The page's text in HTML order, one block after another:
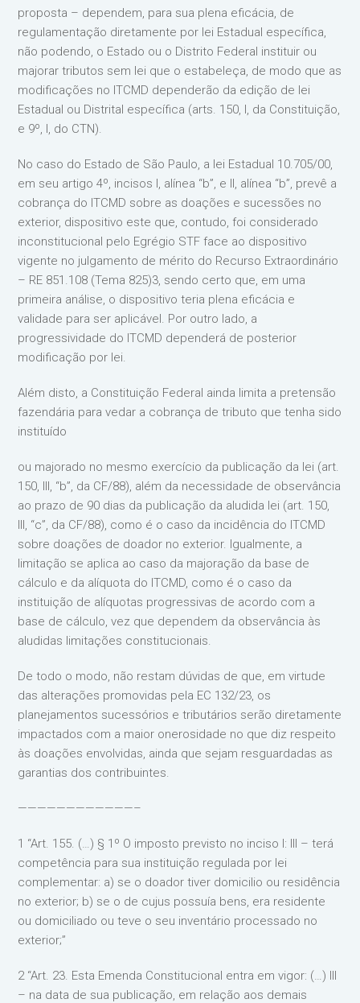
proposta – dependem, para sua plena eficácia, de
regulamentação diretamente por lei Estadual específica,
não podendo, o Estado ou o Distrito Federal instituir ou
majorar tributos sem lei que o estabeleça, de modo que as
modificações no ITCMD dependerão da edição de lei
Estadual ou Distrital específica (arts. 150, I, da Constituição,
e 9º, I, do CTN).
No caso do Estado de São Paulo, a lei Estadual 10.705/00,
em seu artigo 4º, incisos I, alínea “b”, e II, alínea “b”, prevê a
cobrança do ITCMD sobre as doações e sucessões no
exterior, dispositivo este que, contudo, foi considerado
inconstitucional pelo Egrégio STF face ao dispositivo
vigente no julgamento de mérito do Recurso Extraordinário
– RE 851.108 (Tema 825)3, sendo certo que, em uma
primeira análise, o dispositivo teria plena eficácia e
validade para ser aplicável. Por outro lado, a
progressividade do ITCMD dependerá de posterior
modificação por lei.
Além disto, a Constituição Federal ainda limita a pretensão
fazendária para vedar a cobrança de tributo que tenha sido
instituído
ou majorado no mesmo exercício da publicação da lei (art.
150, III, “b”, da CF/88), além da necessidade de observância
ao prazo de 90 dias da publicação da aludida lei (art. 150,
III, “c”, da CF/88), como é o caso da incidência do ITCMD
sobre doações de doador no exterior. Igualmente, a
limitação se aplica ao caso da majoração da base de
cálculo e da alíquota do ITCMD, como é o caso da
instituição de alíquotas progressivas de acordo com a
base de cálculo, vez que dependem da observância às
aludidas limitações constitucionais.
De todo o modo, não restam dúvidas de que, em virtude
das alterações promovidas pela EC 132/23, os
planejamentos sucessórios e tributários serão diretamente
impactados com a maior onerosidade no que diz respeito
às doações envolvidas, ainda que sejam resguardadas as
garantias dos contribuintes.
————————————–
1 “Art. 155. (…) § 1º O imposto previsto no inciso I: III – terá
competência para sua instituição regulada por lei
complementar: a) se o doador tiver domicilio ou residência
no exterior; b) se o de cujus possuía bens, era residente
ou domiciliado ou teve o seu inventário processado no
exterior;”
2 “Art. 23. Esta Emenda Constitucional entra em vigor: (…) III
– na data de sua publicação, em relação aos demais